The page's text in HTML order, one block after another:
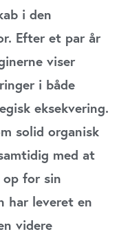
i den
Efter et par år
viser
i både
eksekvering.
solid organisk
med at
op for sin
har leveret en
videre